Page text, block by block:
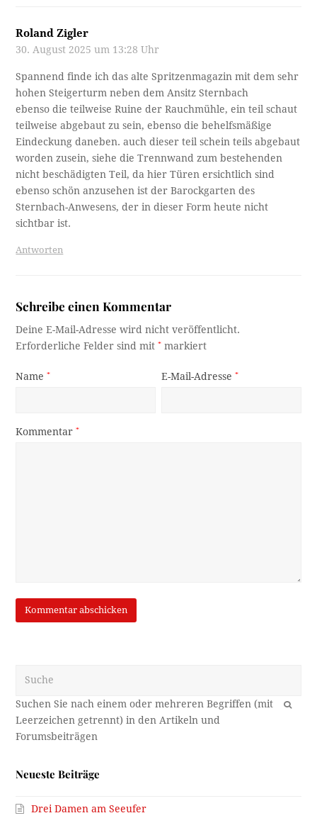
Roland Zigler
30. August 2025 um 13:28 Uhr
Spannend finde ich das alte Spritzenmagazin mit dem sehr
hohen Steigerturm neben dem Ansitz Sternbach
ebenso die teilweise Ruine der Rauchmühle, ein teil schaut
teilweise abgebaut zu sein, ebenso die behelfsmäßige
Eindeckung daneben. auch dieser teil schein teils abgebaut
worden zusein, siehe die Trennwand zum bestehenden
nicht beschädigten Teil, da hier Türen ersichtlich sind
ebenso schön anzusehen ist der Barockgarten des
Sternbach-Anwesens, der in dieser Form heute nicht
sichtbar ist.
Antworten
Schreibe einen Kommentar
Deine E-Mail-Adresse wird nicht veröffentlicht.
Erforderliche Felder sind mit* markiert
Name* E-Mail-Adresse*
Kommentar*
OK
Neueste Beiträge
Drei Damen am Seeufer